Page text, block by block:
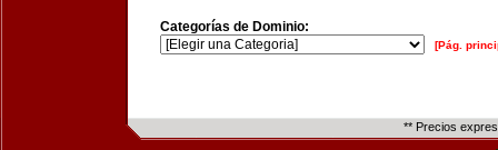
Categorías de Dominio:
[Pág.
** Precios